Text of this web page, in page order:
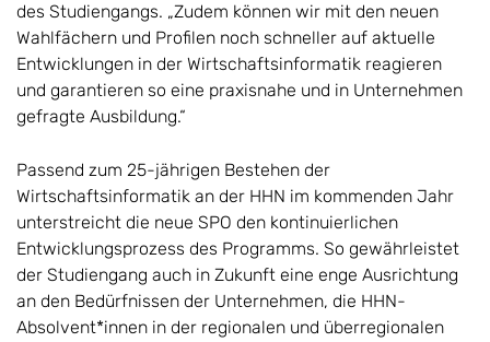
des Studiengangs. „Zudem können wir mit den neuen
Wahlfächern und Profilen noch schneller auf aktuelle
Entwicklungen in der Wirtschaftsinformatik reagieren
und garantieren so eine praxisnahe und in Unternehmen
gefragte Ausbildung.“
Passend zum 25-jährigen Bestehen der
Wirtschaftsinformatik an der HHN im kommenden Jahr
unterstreicht die neue SPO den kontinuierlichen
Entwicklungsprozess des Programms. So gewährleistet
der Studiengang auch in Zukunft eine enge Ausrichtung
an den Bedürfnissen der Unternehmen, die HHN-
Absolvent*innen in der regionalen und überregionalen